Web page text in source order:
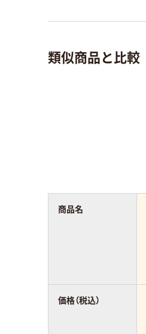
類似商品と比較
商品名
価格（税込）